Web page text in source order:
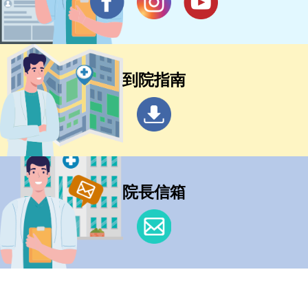
到院指南
院長信箱